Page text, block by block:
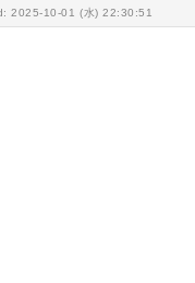
2025-10-01 (水) 22:30:51